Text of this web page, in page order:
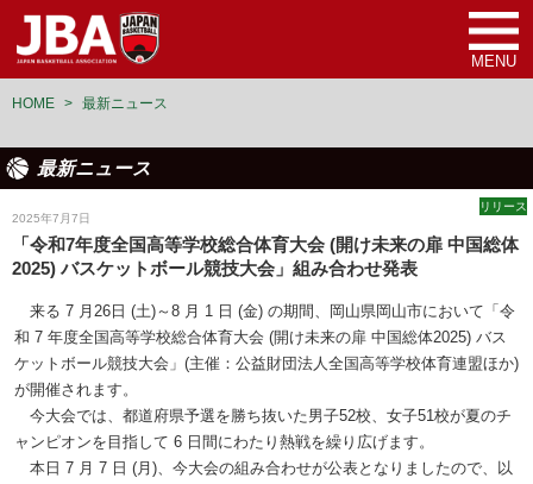
MENU
HOME > 最新ニュース
最新ニュース
2025年7月7日
リリース
「令和7年度全国高等学校総合体育大会 (開け未来の扉 中国総体
2025) バスケットボール競技大会」組み合わせ発表
来る 7 月26日 (土)～8 月 1 日 (金) の期間、岡山県岡山市において「令
和 7 年度全国高等学校総合体育大会 (開け未来の扉 中国総体2025) バス
ケットボール競技大会」(主催：公益財団法人全国高等学校体育連盟ほか)
が開催されます。
今大会では、都道府県予選を勝ち抜いた男子52校、女子51校が夏のチ
ャンピオンを目指して 6 日間にわたり熱戦を繰り広げます。
本日 7 月 7 日 (月)、今大会の組み合わせが公表となりましたので、以